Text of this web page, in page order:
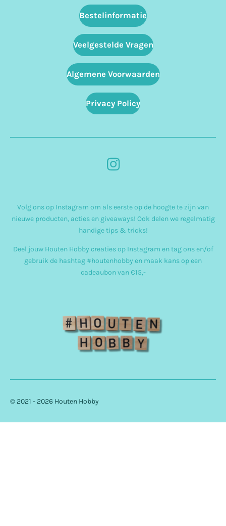
Bestelinformatie
Veelgestelde Vragen
Algemene Voorwaarden
Privacy Policy
I
t
a
g
r
a
Volg ons op Instagram om als eerste op de hoogte te zijn van
nieuwe producten, acties en giveaways! Ook delen we regelmatig
handige tips & tricks!
Deel jouw Houten Hobby creaties op Instagram en tag ons en/of
gebruik de hashtag #houtenhobby en maak kans op een
cadeaubon van €15,-
© 2021 - 2026 Houten Hobby